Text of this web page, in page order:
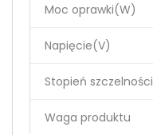
Moc oprawki(W)
Napięcie(V)
Stopień szczelności
Waga produktu